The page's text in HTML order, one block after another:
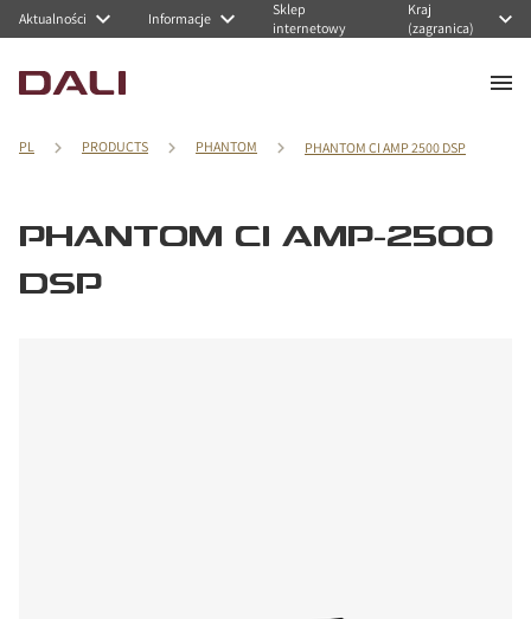
Aktualności Informacje
Sklep
internetowy
Kraj
(zagranica)
PL PRODUCTS PHANTOM PHANTOM CI AMP 2500 DSP
PHANTOM CI AMP-2500
DSP